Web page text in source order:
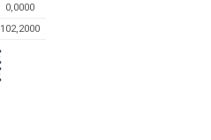
0,0000
102,2000